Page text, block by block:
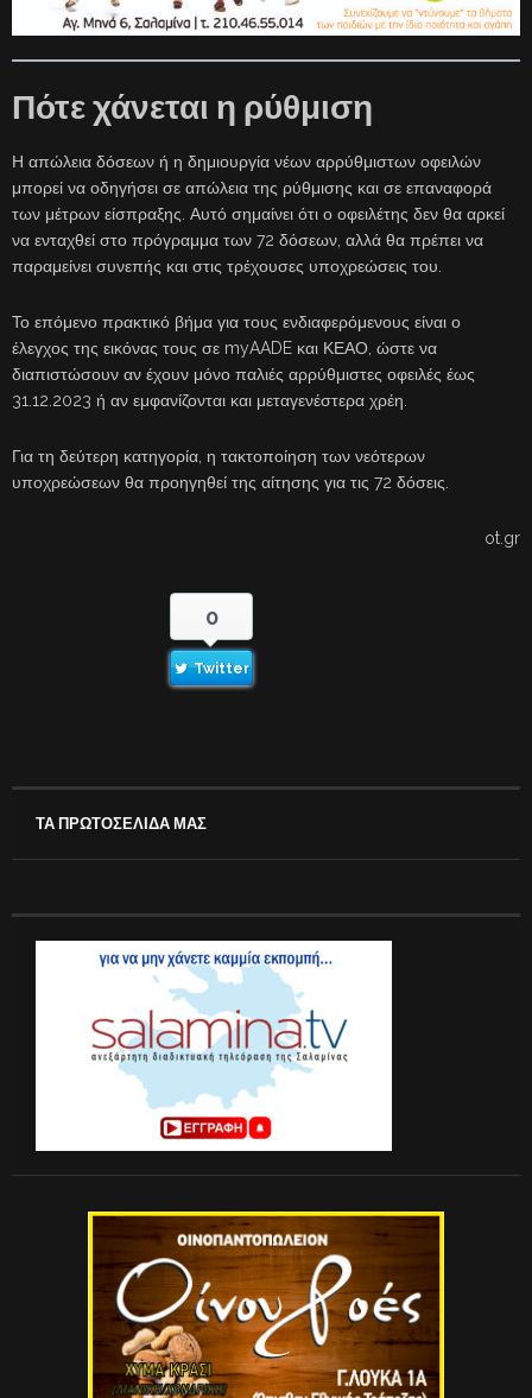
Πότε χάνεται η ρύθμιση
Η απώλεια δόσεων ή η δημιουργία νέων αρρύθμιστων οφειλών
μπορεί να οδηγήσει σε απώλεια της ρύθμισης και σε επαναφορά
των μέτρων είσπραξης. Αυτό σημαίνει ότι ο οφειλέτης δεν θα αρκεί
να ενταχθεί στο πρόγραμμα των 72 δόσεων, αλλά θα πρέπει να
παραμείνει συνεπής και στις τρέχουσες υποχρεώσεις του.
Το επόμενο πρακτικό βήμα για τους ενδιαφερόμενους είναι ο
έλεγχος της εικόνας τους σε myAADE και ΚΕΑΟ, ώστε να
διαπιστώσουν αν έχουν μόνο παλιές αρρύθμιστες οφειλές έως
31.12.2023 ή αν εμφανίζονται και μεταγενέστερα χρέη.
Για τη δεύτερη κατηγορία, η τακτοποίηση των νεότερων
υποχρεώσεων θα προηγηθεί της αίτησης για τις 72 δόσεις.
ot.gr
0
Twitter
ΤΑ ΠΡΩΤΟΣΕΛΙΔΑ ΜΑΣ